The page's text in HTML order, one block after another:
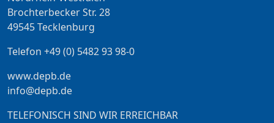
Brochterbecker Str. 28
49545 Tecklenburg
Telefon +49 (0) 5482 93 98-0
www.depb.de
info@depb.de
TELEFONISCH SIND WIR ERREICHBAR